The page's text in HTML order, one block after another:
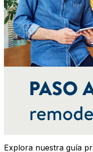
Explora nuestra guía